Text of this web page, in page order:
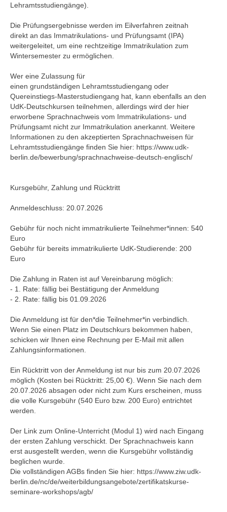
Lehramtsstudiengänge).
Die Prüfungsergebnisse werden im Eilverfahren zeitnah
direkt an das Immatrikulations- und Prüfungsamt (IPA)
weitergeleitet, um eine rechtzeitige Immatrikulation zum
Wintersemester zu ermöglichen.
Wer eine Zulassung für
einen grundständigen Lehramtsstudiengang oder
Quereinstiegs-Masterstudiengang hat, kann ebenfalls an den
UdK-Deutschkursen teilnehmen, allerdings wird der hier
erworbene Sprachnachweis vom Immatrikulations- und
Prüfungsamt nicht zur Immatrikulation anerkannt. Weitere
Informationen zu den akzeptierten Sprachnachweisen für
Lehramtsstudiengänge finden Sie hier: https://www.udk-
berlin.de/bewerbung/sprachnachweise-deutsch-englisch/
Kursgebühr, Zahlung und Rücktritt
Anmeldeschluss: 20.07.2026
Gebühr für noch nicht immatrikulierte Teilnehmer*innen: 540
Euro
Gebühr für bereits immatrikulierte UdK-Studierende: 200
Euro
Die Zahlung in Raten ist auf Vereinbarung möglich:
- 1. Rate: fällig bei Bestätigung der Anmeldung
- 2. Rate: fällig bis 01.09.2026
Die Anmeldung ist für den*die Teilnehmer*in verbindlich.
Wenn Sie einen Platz im Deutschkurs bekommen haben,
schicken wir Ihnen eine Rechnung per E-Mail mit allen
Zahlungsinformationen.
Ein Rücktritt von der Anmeldung ist nur bis zum 20.07.2026
möglich (Kosten bei Rücktritt: 25,00 €). Wenn Sie nach dem
20.07.2026 absagen oder nicht zum Kurs erscheinen, muss
die volle Kursgebühr (540 Euro bzw. 200 Euro) entrichtet
werden.
Der Link zum Online-Unterricht (Modul 1) wird nach Eingang
der ersten Zahlung verschickt. Der Sprachnachweis kann
erst ausgestellt werden, wenn die Kursgebühr vollständig
beglichen wurde.
Die vollständigen AGBs finden Sie hier: https://www.ziw.udk-
berlin.de/nc/de/weiterbildungsangebote/zertifikatskurse-
seminare-workshops/agb/